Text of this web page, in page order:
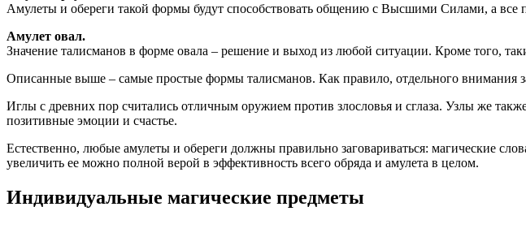
Амулеты и обереги такой формы будут способствовать общению с Высшими Силами, а все
Амулет овал.
Значение талисманов в форме овала – решение и выход из любой ситуации. Кроме того,
Описанные выше – самые простые формы талисманов. Как правило, отдельного внимания
Иглы с древних пор считались отличным оружием против злословья и сглаза. Узлы же
позитивные эмоции и счастье.
Естественно, любые амулеты и обереги должны правильно заговариваться: магические
увеличить ее можно полной верой в эффективность всего обряда и амулета в целом.
Индивидуальные магические предметы